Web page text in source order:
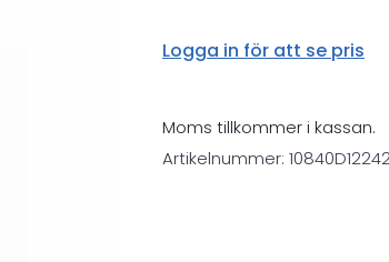
Logga in för att se pris
Moms tillkommer i kassan.
Artikelnummer: